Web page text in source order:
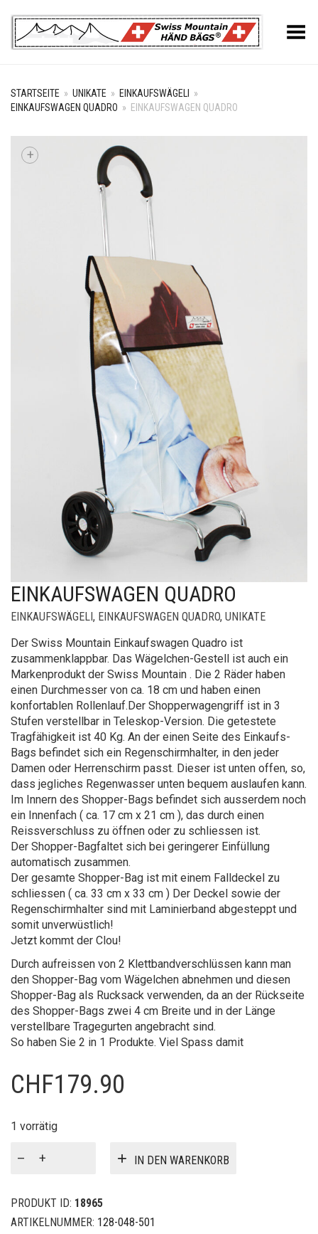
Toggle Menu
STARTSEITE » UNIKATE » EINKAUFSWÄGELI
»
EINKAUFSWAGEN QUADRO » EINKAUFSWAGEN QUADRO
+
EINKAUFSWAGEN QUADRO
EINKAUFSWÄGELI, EINKAUFSWAGEN QUADRO, UNIKATE
Der Swiss Mountain Einkaufswagen Quadro ist
zusammenklappbar. Das Wägelchen-Gestell ist auch ein
Markenprodukt der Swiss Mountain . Die 2 Räder haben
einen Durchmesser von ca. 18 cm und haben einen
konfortablen Rollenlauf.Der Shopperwagengriff ist in 3
Stufen verstellbar in Teleskop-Version. Die getestete
Tragfähigkeit ist 40 Kg. An der einen Seite des Einkaufs-
Bags befindet sich ein Regenschirmhalter, in den jeder
Damen oder Herrenschirm passt. Dieser ist unten offen, so,
dass jegliches Regenwasser unten bequem auslaufen kann.
Im Innern des Shopper-Bags befindet sich ausserdem noch
ein Innenfach ( ca. 17 cm x 21 cm ), das durch einen
Reissverschluss zu öffnen oder zu schliessen ist.
Der Shopper-Bagfaltet sich bei geringerer Einfüllung
automatisch zusammen.
Der gesamte Shopper-Bag ist mit einem Falldeckel zu
schliessen ( ca. 33 cm x 33 cm ) Der Deckel sowie der
Regenschirmhalter sind mit Laminierband abgesteppt und
somit unverwüstlich!
Jetzt kommt der Clou!
Durch aufreissen von 2 Klettbandverschlüssen kann man
den Shopper-Bag vom Wägelchen abnehmen und diesen
Shopper-Bag als Rucksack verwenden, da an der Rückseite
des Shopper-Bags zwei 4 cm Breite und in der Länge
verstellbare Tragegurten angebracht sind.
So haben Sie 2 in 1 Produkte. Viel Spass damit
CHF179.90
1 vorrätig
Quadro
IN DEN WARENKORB
PRODUKT ID: 18965
ARTIKELNUMMER: 128-048-501